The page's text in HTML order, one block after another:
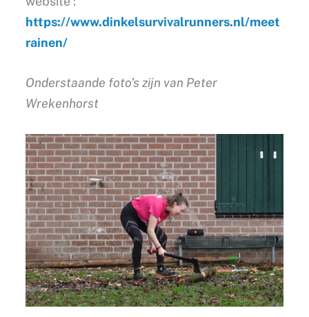
https://www.dinkelsurvivalrunners.nl/meet
rainen/
Onderstaande foto’s zijn van Peter
Wrekenhorst